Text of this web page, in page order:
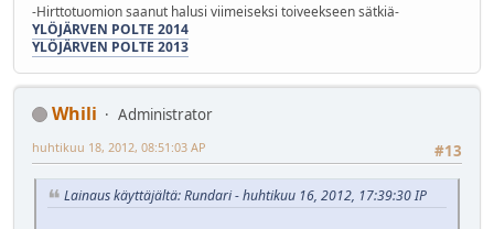
-Hirttotuomion saanut halusi viimeiseksi toiveekseen sätkiä-
YLÖJÄRVEN POLTE 2014
YLÖJÄRVEN POLTE 2013
Whili
Administrator
#13
huhtikuu 18, 2012, 08:51:03 AP
Lainaus käyttäjältä: Rundari - huhtikuu 16, 2012, 17:39:30 IP